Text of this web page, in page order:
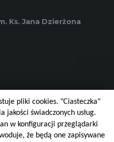
Ks. Jana Dzierżona
Ks. Jana Dzierżona. Wszelkie prawa
pliki cookies. "Ciasteczka"
jakości świadczonych usług.
w konfiguracji przeglądarki
że będą one zapisywane